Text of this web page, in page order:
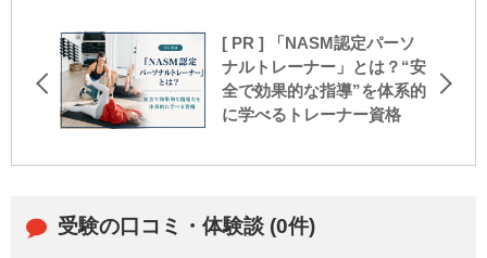
[ PR ] 「NASM認定パーソ
ナルトレーナー」とは？“安
全で効果的な指導”を体系的
に学べるトレーナー資格
受験の口コミ・体験談 (0件)